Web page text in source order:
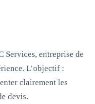
Services, entreprise de
L’objectif :
clairement les
devis.